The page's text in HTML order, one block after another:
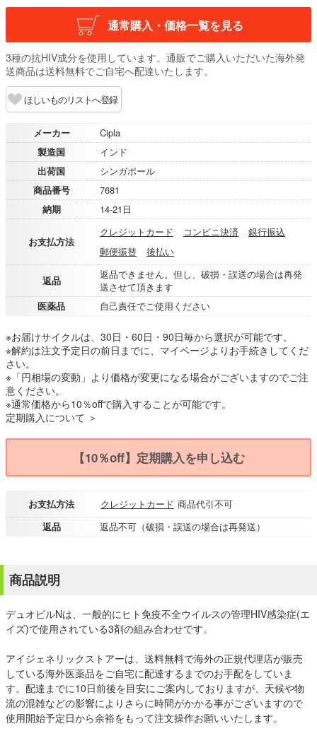
通常購入・価格一覧を見る
3種の抗HIV成分を使用しています。通販でご購入いただいた海外発
送商品は送料無料でご自宅へ配達いたします。
ほしいものリストへ登録
メーカー
Cipla
製造国
インド
出荷国
シンガポール
商品番号
7681
納期
14-21日
お支払方法
クレジットカード コンビニ決済
銀行振込
郵便振替
後払い
返品
返品できません。但し、破損・誤送の場合は再発
送させて頂きます
医薬品
自己責任でご使用ください
※お届けサイクルは、30日・60日・90日毎から選択が可能です。
※解約は注文予定日の前日までに、マイページよりお手続きしてくだ
さい。
※「円相場の変動」より価格が変更になる場合がございますのでご注
意ください。
※通常価格から10％offで購入することが可能です。
定期購入について ＞
【10％off】定期購入を申し込む
お支払方法 クレジットカード 商品代引不可
返品
返品不可（破損・誤送の場合は再発送）
商品説明
デュオビルNは、一般的にヒト免疫不全ウイルスの管理HIV感染症(エ
イズ)で使用されている3剤の組み合わせです。
アイジェネリックストアーは、送料無料で海外の正規代理店が販売
している海外医薬品をご自宅に配達するまでのお手配をしていま
す。配達までに10日前後を目安にご案内しておりますが、天候や物
流の混雑などの影響によりさらに時間がかかる事がございますので
使用開始予定日から余裕をもって注文操作お願いいたします。